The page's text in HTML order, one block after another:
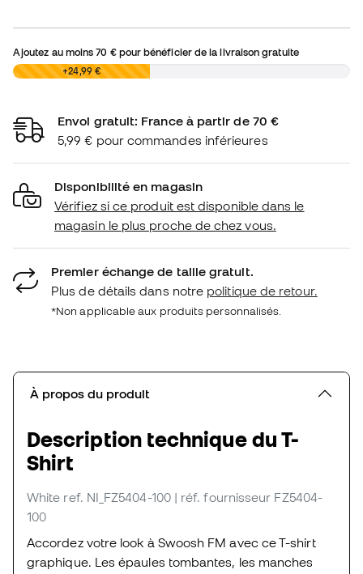
Ajoutez au moins70 €pour bénéficier de la livraison gratuite
0,00 € +24,99 €
Envoi gratuit: France à partir de 70 €
5,99 € pour commandes inférieures
Disponibilité en magasin
Vérifiez si ce produit est disponible dans le
magasin le plus proche de chez vous.
Premier échange de taille gratuit.
Plus de détails dans notre politique de retour.
*Non applicable aux produits personnalisés.
À propos du produit
Description technique du T-
Shirt
White ref. NI_FZ5404-100 | réf. fournisseur FZ5404-
100
Accordez votre look à Swoosh FM avec ce T-shirt
graphique. Les épaules tombantes, les manches